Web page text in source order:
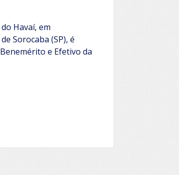
Havaí, em
Sorocaba (SP), é
e Efetivo da